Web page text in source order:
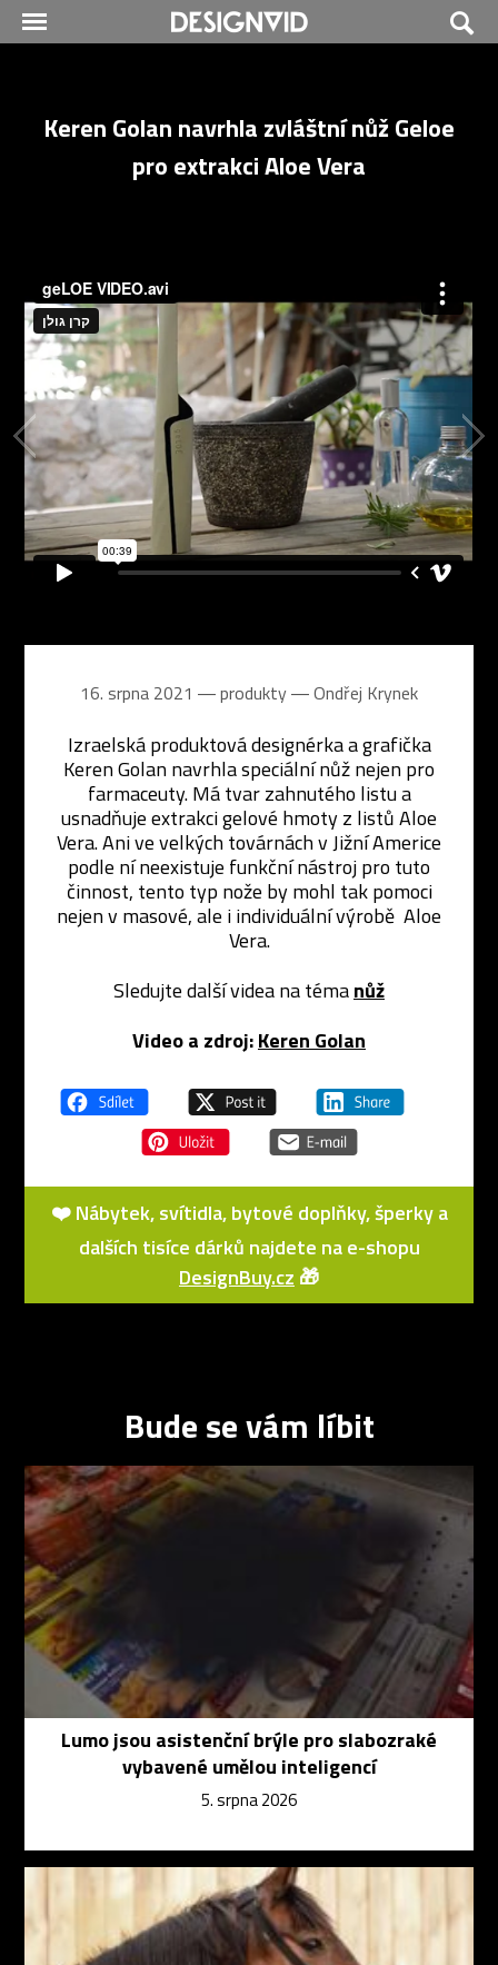
Keren Golan navrhla zvláštní nůž Geloe
pro extrakci Aloe Vera
16. srpna 2021 ― produkty ―Ondřej Krynek
Izraelská produktová designérka a grafička
Keren Golan navrhla speciální nůž nejen pro
farmaceuty. Má tvar zahnutého listu a
usnadňuje extrakci gelové hmoty z listů Aloe
Vera. Ani ve velkých továrnách v Jižní Americe
podle ní neexistuje funkční nástroj pro tuto
činnost, tento typ nože by mohl tak pomoci
nejen v masové, ale i individuální výrobě Aloe
Vera.
Sledujte další videa na témanůž
Video a zdroj:Keren Golan
❤️ Nábytek, svítidla, bytové doplňky, šperky a
dalších tisíce dárků najdete na e-shopu
DesignBuy.cz 🎁
Bude se vám líbit
Lumo jsou asistenční brýle pro slabozraké
vybavené umělou inteligencí
5. srpna 2026